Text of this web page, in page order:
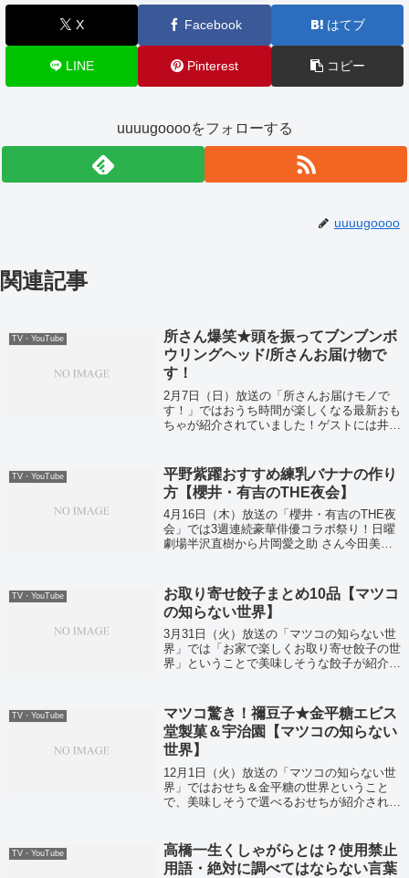
X Facebook はてブ
LINE Pinterest コピー
uuuugooooをフォローする
uuuugoooo
関連記事
TV・YouTube
所さん爆笑★頭を振ってブンブンボ
ウリングヘッド/所さんお届け物で
す！
2月7日（日）放送の「所さんお届けモノで
す！」ではおうち時間が楽しくなる最新おも
ちゃが紹介されていました！ゲストには井森
TV・YouTube
平野紫躍おすすめ練乳バナナの作り
方【櫻井・有吉のTHE夜会】
4月16日（木）放送の「櫻井・有吉のTHE夜
会」では3週連続豪華俳優コラボ祭り！日曜
劇場半沢直樹から片岡愛之助 さん今田美桜
TV・YouTube
お取り寄せ餃子まとめ10品【マツコ
の知らない世界】
3月31日（火）放送の「マツコの知らない世
界」では「お家で楽しくお取り寄せ餃子の世
界」ということで美味しそうな餃子が紹介さ
TV・YouTube
マツコ驚き！禰豆子★金平糖エビス
堂製菓＆宇治園【マツコの知らない
世界】
12月1日（火）放送の「マツコの知らない世
界」ではおせち＆金平糖の世界ということ
で、美味しそうで選べるおせちが紹介されて
TV・YouTube
高橋一生くしゃがらとは？使用禁止
用語・絶対に調べてはならない言葉